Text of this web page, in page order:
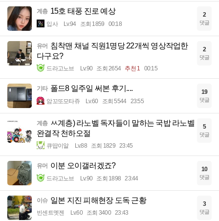
계층 15호 태풍 진로 예상
입사 Lv.94 조회 1859 00:18
2
댓글
유머 침착맨 채널 직원1명당 22개씩 영상작업한
다구요?
드라고노브 Lv.90 조회 2654 추천 1 00:15
2
댓글
기타 폴드8 일주일 써본 후기....
암꼬또모타쥬 Lv.60 조회 5544 23:55
19
댓글
계층 ㅆ계층) 라노벨 독자들이 말하는 국밥 라노벨
완결작 천하오절
큐땁이알 Lv.88 조회 1829 23:45
5
댓글
유머 이분 오이갤러겠죠?
드라고노브 Lv.90 조회 1898 23:44
10
댓글
이슈 일본 지진 피해현장 도독 근황
빈센트멧젠 Lv.60 조회 3400 23:43
3
댓글